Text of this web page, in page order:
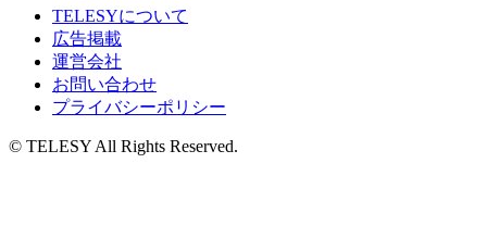
TELESYについて
広告掲載
運営会社
お問い合わせ
プライバシーポリシー
© TELESY All Rights Reserved.